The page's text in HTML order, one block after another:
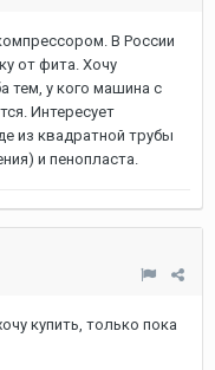
В России
от фита. Хочу
тем, у кого машина с
Интересует
из квадратной трубы
и пенопласта.
купить, только пока